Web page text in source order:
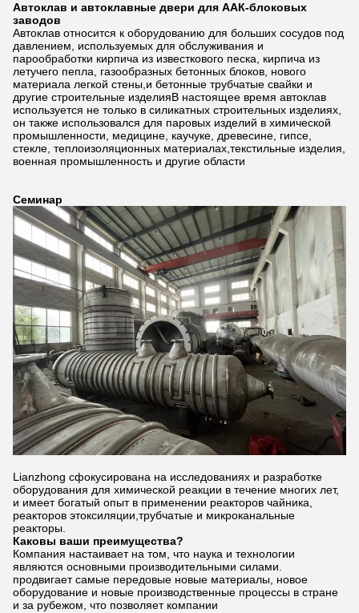
Автоклав и автоклавные двери для ААК-блоковых
заводов
Автоклав относится к оборудованию для больших сосудов под
давлением, используемых для обслуживания и
парообработки кирпича из известкового песка, кирпича из
летучего пепла, газообразных бетонных блоков, нового
материала легкой стены,и бетонные трубчатые свайки и
другие строительные изделияВ настоящее время автоклав
используется не только в силикатных строительных изделиях,
он также использовался для паровых изделий в химической
промышленности, медицине, каучуке, древесине, гипсе,
стекле, теплоизоляционных материалах,текстильные изделия,
военная промышленность и другие области
Семинар